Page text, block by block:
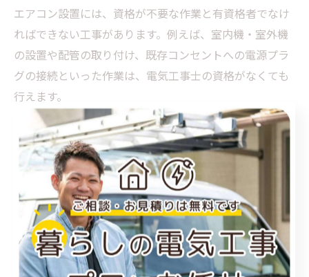
エアコン設置には、資格が不要な作業と有資格者でなけ
ればできない工事があります。例えば、室内機・室外機
の設置や配管の取り付け、既存コンセントへの電源プラ
グの接続といった作業は、電気工事士の資格がなくても
行えます。
一方、分電盤からの新規配線やコンセントの新設、電圧
切替といった作業は電気工事士の資格が必須です。無資
格者がこれらの工事を行うと、法令違反となるだけでな
く、火災や感電事故のリスクが高まります。家電量販店
や業者がエアコン工事を断る場合、その多くは「追加の
電気工事が必要」「現地調査で安全が確保できない」な
ど、法令遵守や安全確保が理由です。